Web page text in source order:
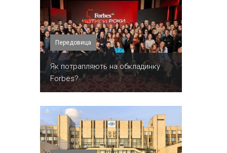
Передовица
​Як потрапляють на обкладинку
Forbes?